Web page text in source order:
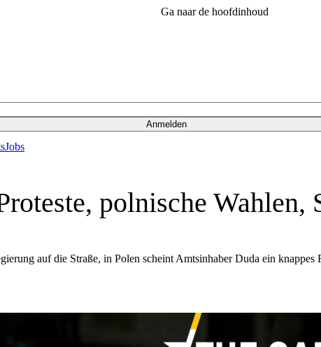
Ga naar de hoofdinhoud
Anmelden
Jobs
polnische Wahlen,
auf die Straße, in Polen scheint Amtsinhaber Duda ein